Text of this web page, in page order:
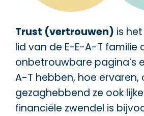
Trust (vertrouwen) is
lid van de E-E-A-T familie
onbetrouwbare pagina’s
A-T hebben, hoe ervaren,
gezaghebbend ze ook
financiële zwendel is